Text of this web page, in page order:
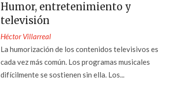
Humor, entretenimiento y
televisión
Héctor Villarreal
La humorización de los contenidos televisivos es
cada vez más común. Los programas musicales
difícilmente se sostienen sin ella. Los...